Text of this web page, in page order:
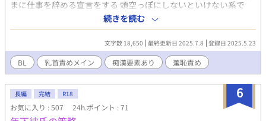
まに仕事を辞める宣言をする 頭空っぽにしないといけない系で
す！！バチバチの一人称に挑戦してみました！！ ・乳首責めオン
リー ・無理矢理要素有 ・濁点、♡有 ・痴漢、隠姦系 ---- pixivに
同じものを置いています！
続きを読む
文字数 18,650 最終更新日 2025.7.8 登録日 2025.5.23
BL 乳首責めメイン 痴漢要素あり 羞恥責め
6
長編 完結 R18
お気に入り : 507 24h.ポイント : 71